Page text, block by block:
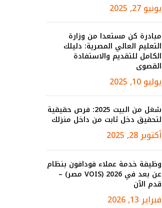
يونيو 27, 2025
مبادرة كن مستعدا من وزارة
التعليم العالي المصرية: دليلك
الكامل للتقديم والاستفادة
القصوى
يوليو 10, 2025
شغل من البيت 2025: فرص حقيقية
لتحقيق دخل ثابت من داخل منزلك
أكتوبر 28, 2025
وظيفة خدمة عملاء فودافون بنظام
عن بعد في 2026 (VOIS مصر) –
قدم الآن
فبراير 13, 2026